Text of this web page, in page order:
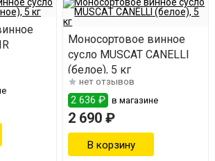
Моносортовое винное
сусло MUSCAT CANELLI
(белое), 5 кг
нет отзывов
2 636 ₽ в магазине
2 690 ₽